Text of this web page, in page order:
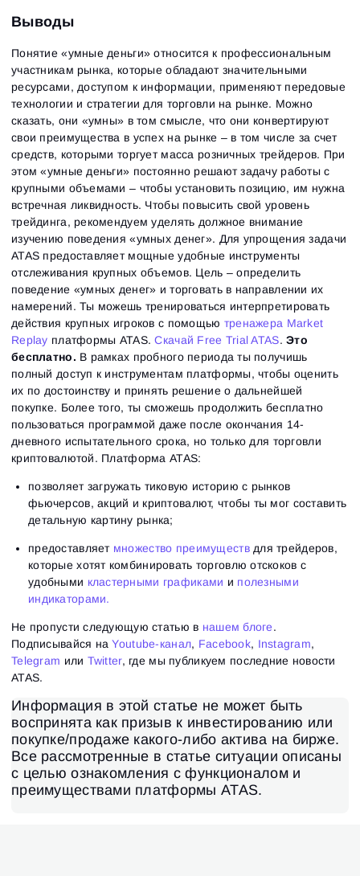
Выводы
Понятие «умные деньги» относится к профессиональным
участникам рынка, которые обладают значительными
ресурсами, доступом к информации, применяют передовые
технологии и стратегии для торговли на рынке. Можно
сказать, они «умны» в том смысле, что они конвертируют
свои преимущества в успех на рынке – в том числе за счет
средств, которыми торгует масса розничных трейдеров. При
этом «умные деньги» постоянно решают задачу работы с
крупными объемами – чтобы установить позицию, им нужна
встречная ликвидность. Чтобы повысить свой уровень
трейдинга, рекомендуем уделять должное внимание
изучению поведения «умных денег». Для упрощения задачи
ATAS предоставляет мощные удобные инструменты
отслеживания крупных объемов. Цель – определить
поведение «умных денег» и торговать в направлении их
намерений. Ты можешь тренироваться интерпретировать
действия крупных игроков с помощью тренажера Market
Replay платформы ATAS.Cкачай Free Trial ATAS.Это
бесплатно. В рамках пробного периода ты получишь
полный доступ к инструментам платформы, чтобы оценить
их по достоинству и принять решение о дальнейшей
покупке. Более того, ты сможешь продолжить бесплатно
пользоваться программой даже после окончания 14-
дневного испытательного срока, но только для торговли
криптовалютой. Платформа ATAS:
позволяет загружать тиковую историю с рынков
фьючерсов, акций и криптовалют, чтобы ты мог составить
детальную картину рынка;
предоставляет множество преимуществдля трейдеров,
которые хотят комбинировать торговлю отскоков с
удобными кластерными графиками и полезными
индикаторами.
Не пропусти следующую статью в нашем блоге.
Подписывайся наYoutube-канал, Facebook, Instagram,
Telegram или Twitter, где мы публикуем последние новости
ATAS.
Информация в этой статье не может быть
воспринята как призыв к инвестированию или
покупке/продаже какого-либо актива на бирже.
Все рассмотренные в статье ситуации описаны
с целью ознакомления с функционалом и
преимуществами платформы ATAS.